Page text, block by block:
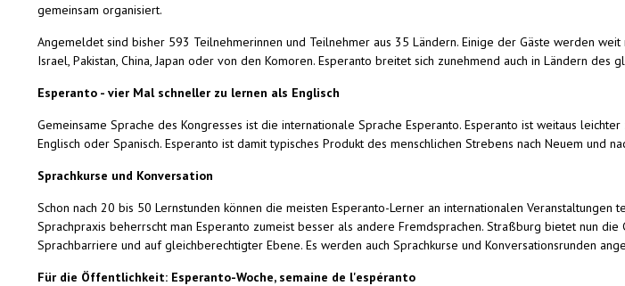
gemeinsam organisiert.
Angemeldet sind bisher 593 Teilnehmerinnen und Teilnehmer aus 35 Ländern. Einige der Gäste werden
Israel, Pakistan, China, Japan oder von den Komoren. Esperanto breitet sich zunehmend auch in Ländern
Esperanto - vier Mal schneller zu lernen als Englisch
Gemeinsame Sprache des Kongresses ist die internationale Sprache Esperanto. Esperanto ist weitaus
Englisch oder Spanisch. Esperanto ist damit typisches Produkt des menschlichen Strebens nach Neuem und
Sprachkurse und Konversation
Schon nach 20 bis 50 Lernstunden können die meisten Esperanto-Lerner an internationalen
Sprachpraxis beherrscht man Esperanto zumeist besser als andere Fremdsprachen. Straßburg bietet nun
Sprachbarriere und auf gleichberechtigter Ebene. Es werden auch Sprachkurse und Konversationsrunden
Für die Öffentlichkeit: Esperanto-Woche, semaine de l'espéranto